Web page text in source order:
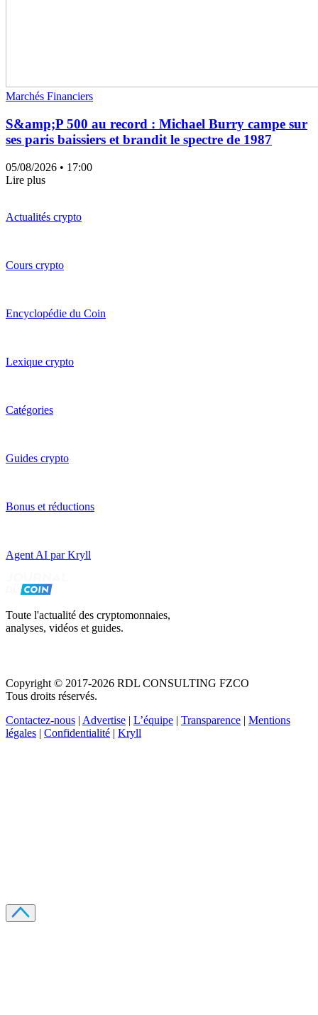
Marchés Financiers
S&amp;P 500 au record : Michael Burry campe sur
ses paris baissiers et brandit le spectre de 1987
05/08/2026 • 17:00
Lire plus
Actualités crypto
Cours crypto
Encyclopédie du Coin
Lexique crypto
Catégories
Guides crypto
Bonus et réductions
Agent AI par Kryll
Toute l'actualité des cryptomonnaies,
analyses, vidéos et guides.
Copyright © 2017-2026 RDL CONSULTING FZCO
Tous droits réservés.
Contactez-nous | Advertise | L’équipe | Transparence | Mentions
légales | Confidentialité | Kryll